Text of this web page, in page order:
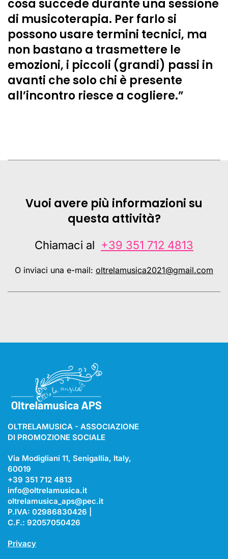
cosa succede durante una sessione
di musicoterapia. Per farlo si
possono usare termini tecnici, ma
non bastano a trasmettere le
emozioni, i piccoli (grandi) passi in
avanti che solo chi è presente
all’incontro riesce a cogliere.”
Vuoi avere più informazioni su
questa attività?
Chiamaci al +39 351 712 4813
O inviaci una e-mail: oltrelamusica2021@gmail.com
OLTRELAMUSICA - ASSOCIAZIONE
DI PROMOZIONE SOCIALE
Via Modigliani 11, Senigallia, Italy,
60019
+39 351 712 4813
info@oltrelamusica.it
oltrelamusica_aps@pec.it
P.IVA: 02986830426 |
C.F.: 92057050426
Privacy